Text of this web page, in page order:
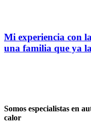
Mi experiencia con
una familia que ya
Somos especialistas en
calor